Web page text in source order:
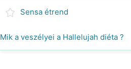
Sensa étrend
Mik a veszélyei a Hallelujah diéta ?